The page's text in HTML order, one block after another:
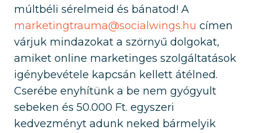
múltbéli sérelmeid és bánatod! A
marketingtrauma@socialwings.hu címen
várjuk mindazokat a szörnyű dolgokat,
amiket online marketinges szolgáltatások
igénybevétele kapcsán kellett átélned.
Cserébe enyhítünk a be nem gyógyult
sebeken és 50.000 Ft. egyszeri
kedvezményt adunk neked bármelyik